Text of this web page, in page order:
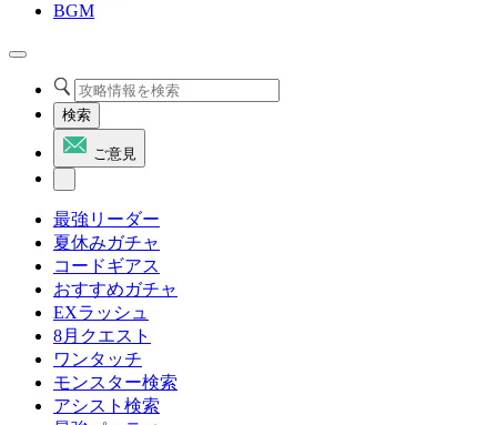
BGM
検索
ご意見
最強リーダー
夏休みガチャ
コードギアス
おすすめガチャ
EXラッシュ
8月クエスト
ワンタッチ
モンスター検索
アシスト検索